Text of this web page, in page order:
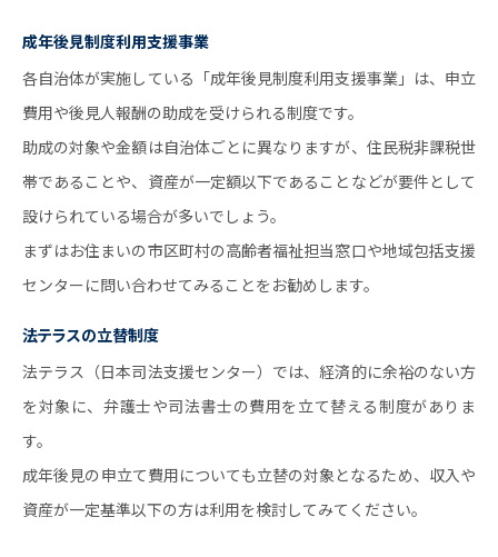
成年後見制度利用支援事業
各自治体が実施している「成年後見制度利用支援事業」は、申立
費用や後見人報酬の助成を受けられる制度です。
助成の対象や金額は自治体ごとに異なりますが、住民税非課税世
帯であることや、資産が一定額以下であることなどが要件として
設けられている場合が多いでしょう。
まずはお住まいの市区町村の高齢者福祉担当窓口や地域包括支援
センターに問い合わせてみることをお勧めします。
法テラスの立替制度
法テラス（日本司法支援センター）では、経済的に余裕のない方
を対象に、弁護士や司法書士の費用を立て替える制度がありま
す。
成年後見の申立て費用についても立替の対象となるため、収入や
資産が一定基準以下の方は利用を検討してみてください。